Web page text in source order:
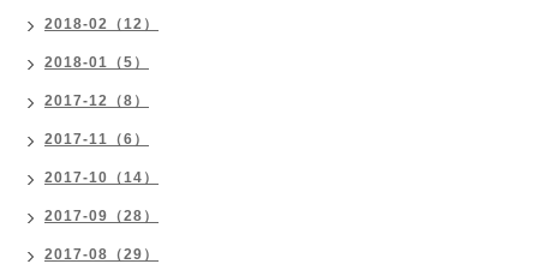
2018-02（12）
2018-01（5）
2017-12（8）
2017-11（6）
2017-10（14）
2017-09（28）
2017-08（29）